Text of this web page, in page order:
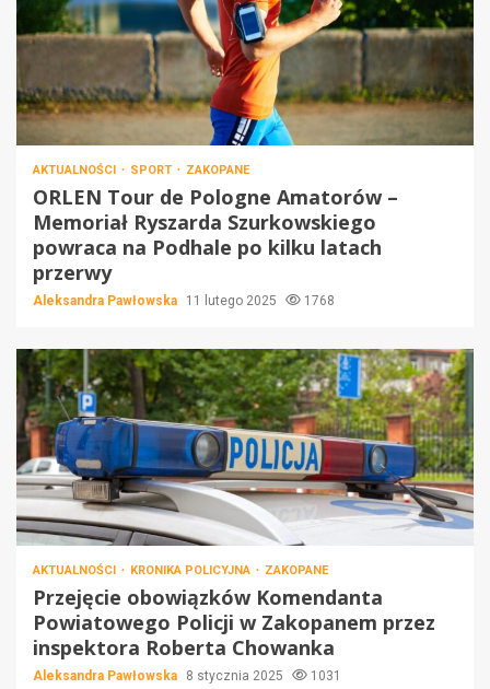
AKTUALNOŚCI SPORT ZAKOPANE
ORLEN Tour de Pologne Amatorów –
Memoriał Ryszarda Szurkowskiego
powraca na Podhale po kilku latach
przerwy
Aleksandra Pawłowska 11 lutego 2025 1768
AKTUALNOŚCI KRONIKA POLICYJNA ZAKOPANE
Przejęcie obowiązków Komendanta
Powiatowego Policji w Zakopanem przez
inspektora Roberta Chowanka
Aleksandra Pawłowska 8 stycznia 2025 1031